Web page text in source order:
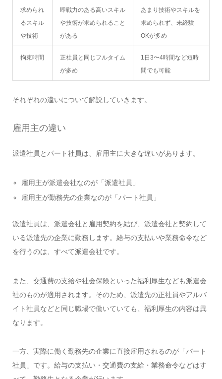
求められ
るスキル
や技術
即戦力のある高いスキル
や技術が求められること
がある
あまり技術やスキルを
求められず、未経験
OKが多め
拘束時間
正社員と同じフルタイム
が多め
1日3〜4時間など短時
間でも可能
それぞれの違いについて解説していきます。
雇用主の違い
派遣社員とパート社員は、雇用主に大きな違いがあります。
雇用主が派遣会社なのが「派遣社員」
雇用主が勤務先の企業なのが「パート社員」
派遣社員は、派遣会社と雇用契約を結び、派遣会社と契約して
いる派遣先の企業に勤務します。給与の支払いや業務命令など
を行うのは、すべて派遣会社です。
また、交通費の支給や社会保険といった福利厚生なども派遣会
社のものが適用されます。そのため、派遣先の正社員やアルバ
イト社員などと同じ職場で働いていても、福利厚生の内容は異
なります。
一方、実際に働く勤務先の企業に直接雇用されるのが「パート
社員」です。給与の支払い・交通費の支給・業務命令などはす